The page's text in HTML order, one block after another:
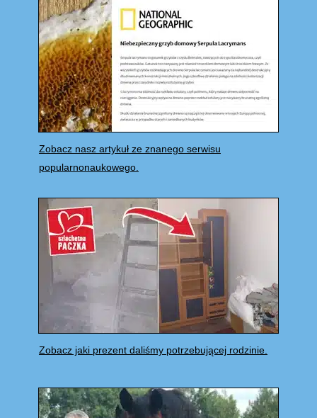
Zobacz nasz artykuł ze znanego serwisu
popularnonaukowego.
Zobacz jaki prezent daliśmy potrzebującej rodzinie.